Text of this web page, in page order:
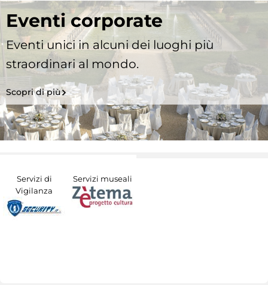
Eventi corporate
Eventi unici in alcuni dei luoghi più
straordinari al mondo.
Scopri di più
Servizi di
Vigilanza
Servizi museali